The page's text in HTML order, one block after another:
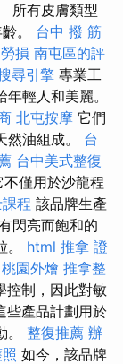
所有皮膚類型
。 台中 撥 筋
損 南屯區的評
尋引擎 專業工
輕人和美麗。
北屯按摩 它們
然油組成。 台
台中美式整復
僅用於沙龍程
程 該品牌生產
閃亮而飽和的
。 html 推拿 證
桃園外燴 推拿整
控制，因此對敏
些產品計劃用於
。 整復推薦 辦
如今，該品牌